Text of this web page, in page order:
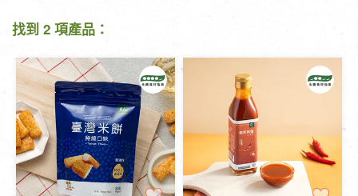
找到 2 項產品：